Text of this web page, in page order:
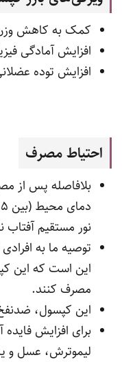
کمک به کاهش
افزایش آمادگی
افزایش توده
احتیاط مصرف
بلافاصله پس از
نور مستقیم آفتاب
توصیه ما به
این است که این
مصرف کنند.
این کپسول،
برای افزایش
لیموترش، عسل و